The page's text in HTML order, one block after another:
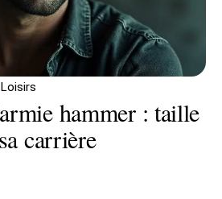
Loisirs
hammer : taille
carrière